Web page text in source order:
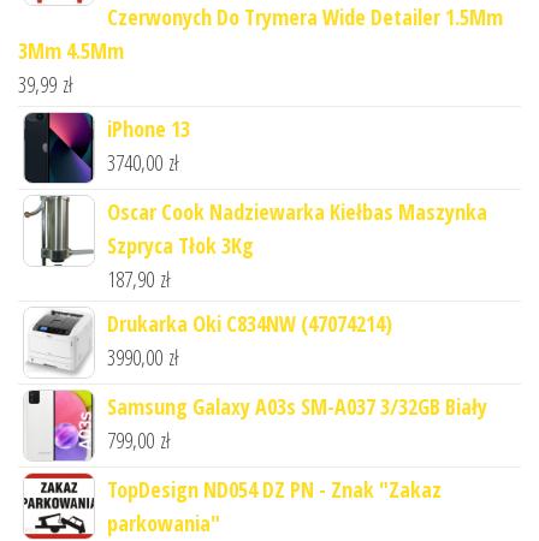
Czerwonych Do Trymera Wide Detailer 1.5Mm
3Mm 4.5Mm
39,99 zł
iPhone 13
3740,00 zł
Oscar Cook Nadziewarka Kiełbas Maszynka
Szpryca Tłok 3Kg
187,90 zł
Drukarka Oki C834NW (47074214)
3990,00 zł
Samsung Galaxy A03s SM-A037 3/32GB Biały
799,00 zł
TopDesign ND054 DZ PN - Znak "Zakaz
parkowania"